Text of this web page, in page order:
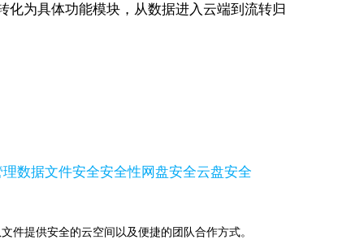
为具体功能模块，从数据进入云端到流转归
数据文件安全安全性网盘安全云盘安全
提供安全的云空间以及便捷的团队合作方式。